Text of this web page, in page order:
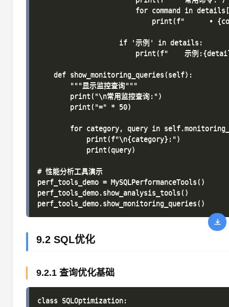
9.2 SQL优化
9.2.1 查询优化基础
class SQLOptimization: